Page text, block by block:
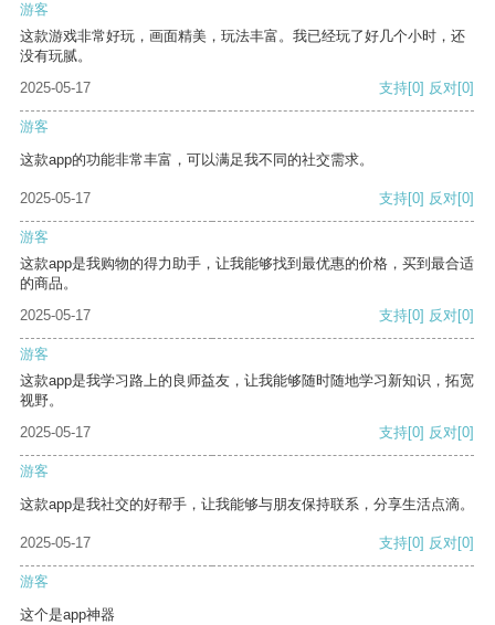
游客
这款游戏非常好玩，画面精美，玩法丰富。我已经玩了好几个小时，还
没有玩腻。
2025-05-17
支持[0] 反对[0]
游客
这款app的功能非常丰富，可以满足我不同的社交需求。
2025-05-17 支持[0] 反对[0]
游客
这款app是我购物的得力助手，让我能够找到最优惠的价格，买到最合适
的商品。
2025-05-17
支持[0] 反对[0]
游客
这款app是我学习路上的良师益友，让我能够随时随地学习新知识，拓宽
视野。
2025-05-17
支持[0] 反对[0]
游客
这款app是我社交的好帮手，让我能够与朋友保持联系，分享生活点滴。
2025-05-17 支持[0] 反对[0]
游客
这个是app神器